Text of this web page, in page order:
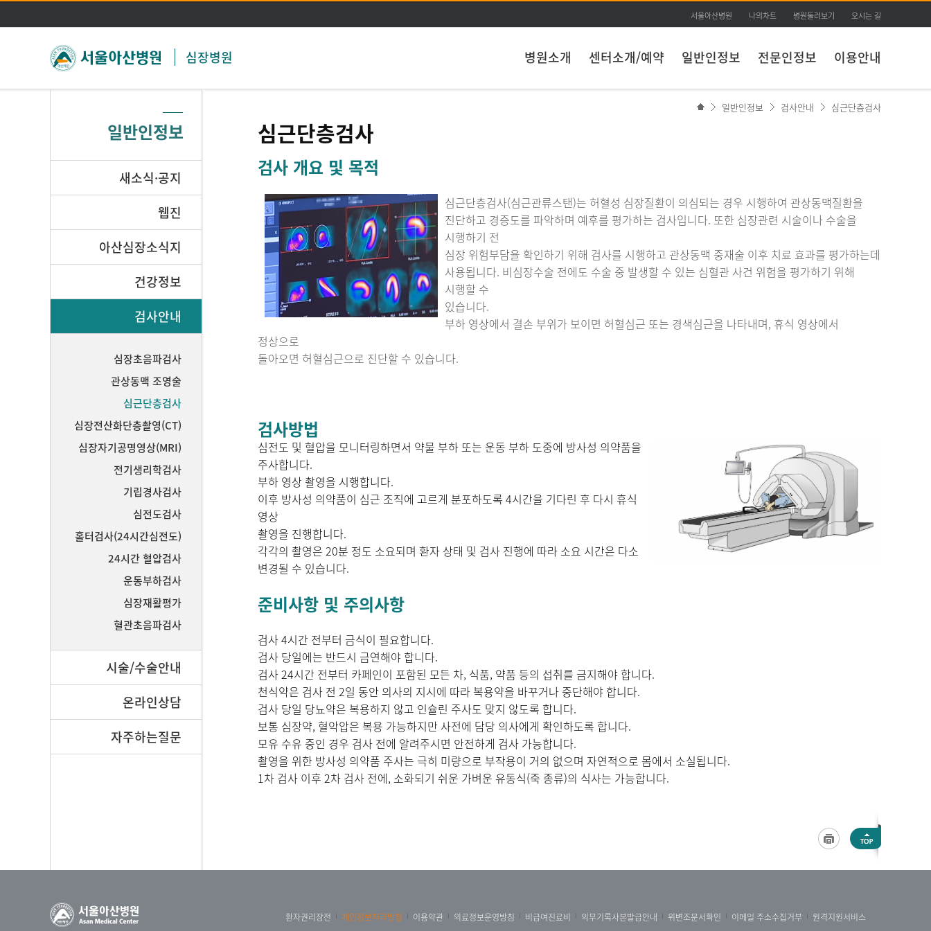
주메뉴 바로가기
본문 바로가기
심장병원
서울아산병원 나의차트 병원둘러보기 오시는 길
병원소개 센터소개/예약 일반인정보 전문인정보 이용안내
일반인정보 검사안내 심근단층검사
일반인정보
새소식·공지
웹진
아산심장소식지
건강정보
검사안내
심장초음파검사
관상동맥 조영술
심근단층검사
심장전산화단층촬영(CT)
심장자기공명영상(MRI)
전기생리학검사
기립경사검사
심전도검사
홀터검사(24시간심전도)
24시간 혈압검사
운동부하검사
심장재활평가
혈관초음파검사
시술/수술안내
온라인상담
자주하는질문
심근단층검사
검사 개요 및 목적
심근단층검사(심근관류스탠)는 허혈성 심장질환이 의심되는 경우 시행하여 관상동맥질환을
진단하고 경증도를 파악하며 예후를 평가하는 검사입니다. 또한 심장관련 시술이나 수술을
시행하기 전
심장 위험부담을 확인하기 위해 검사를 시행하고 관상동맥 중재술 이후 치료 효과를 평가하는데
사용됩니다. 비심장수술 전에도 수술 중 발생할 수 있는 심혈관 사건 위험을 평가하기 위해
시행할 수
있습니다.
부하 영상에서 결손 부위가 보이면 허혈심근 또는 경색심근을 나타내며, 휴식 영상에서
정상으로
돌아오면 허혈심근으로 진단할 수 있습니다.
검사방법
심전도 및 혈압을 모니터링하면서 약물 부하 또는 운동 부하 도중에 방사성 의약품을
주사합니다.
부하 영상 촬영을 시행합니다.
이후 방사성 의약품이 심근 조직에 고르게 분포하도록 4시간을 기다린 후 다시 휴식
영상
촬영을 진행합니다.
각각의 촬영은 20분 정도 소요되며 환자 상태 및 검사 진행에 따라 소요 시간은 다소
변경될 수 있습니다.
준비사항 및 주의사항
검사 4시간 전부터 금식이 필요합니다.
검사 당일에는 반드시 금연해야 합니다.
검사 24시간 전부터 카페인이 포함된 모든 차, 식품, 약품 등의 섭취를 금지해야 합니다.
천식약은 검사 전 2일 동안 의사의 지시에 따라 복용약을 바꾸거나 중단해야 합니다.
검사 당일 당뇨약은 복용하지 않고 인슐린 주사도 맞지 않도록 합니다.
보통 심장약, 혈악압은 복용 가능하지만 사전에 담당 의사에게 확인하도록 합니다.
모유 수유 중인 경우 검사 전에 알려주시면 안전하게 검사 가능합니다.
촬영을 위한 방사성 의약품 주사는 극히 미량으로 부작용이 거의 없으며 자연적으로 몸에서 소실됩니다.
1차 검사 이후 2차 검사 전에, 소화되기 쉬운 가벼운 유동식(죽 종류)의 식사는 가능합니다.
환자권리장전 개인정보처리방침 이용약관 의료정보운영방침 비급여진료비 의무기록사본발급안내 위변조문서확인 이메일 주소수집거부 원격지원서비스